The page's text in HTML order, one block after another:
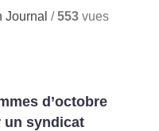
Journal /553 vues
d’octobre
un syndicat